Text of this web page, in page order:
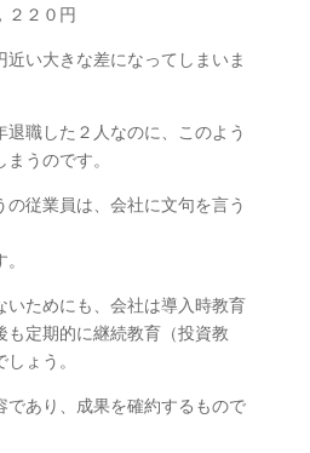
２０円
近い大きな差になってしまいま
退職した２人なのに、このよう
うのです。
の従業員は、会社に文句を言う
いためにも、会社は導入時教育
も定期的に継続教育（投資教
ょう。
あり、成果を確約するもので